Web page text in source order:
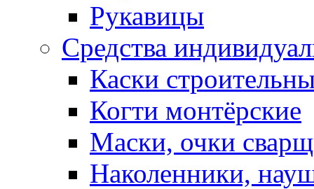
Рукавицы
Средства
Каски
Когти монтёрские
Маски, очки
Наколенники,